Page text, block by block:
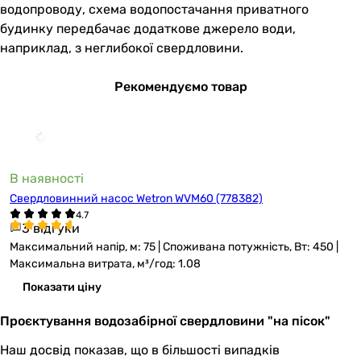
водопроводу, схема водопостачання приватного
будинку передбачає додаткове джерело води,
наприклад, з неглибокої свердловини.
Рекомендуємо товар
В наявності
Свердловинний насос Wetron WVM60 (778382)
3 відгуки
Максимальний напір, м: 75 | Споживана потужність, Вт: 450 |
Максимальна витрата, м³/год: 1.08
Показати ціну
Проєктування водозабірної свердловини "на пісок"
Наш досвід показав, що в більшості випадків